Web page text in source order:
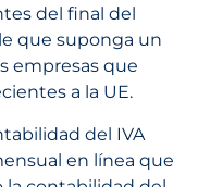
del final del
que suponga un
empresas que
a la UE.
del IVA
en línea que